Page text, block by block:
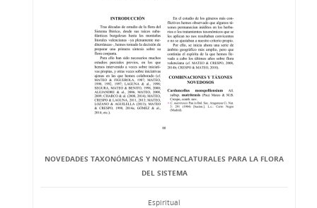
NOVEDADES TAXONÓMICAS Y NOMENCLATURALES PARA LA FLORA
DEL SISTEMA
Espiritual